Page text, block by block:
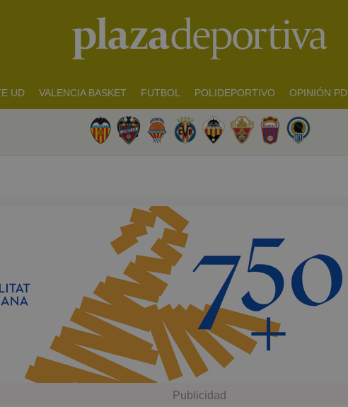
UD VALENCIA BASKET FUTBOL POLIDEPORTIVO OPINIÓN PD